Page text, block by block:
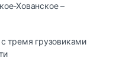
Хованское –
тремя грузовиками